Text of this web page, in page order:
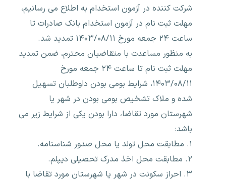
شرکت کننده در آزمون استخدام به اطلاع می رسانیم،
مهلت ثبت نام در آزمون استخدام بانک صادرات تا
ساعت ۲۴ جمعه مورخ ۱۴۰۳/۰۸/۱۱ تمدید شد.
به منظور مساعدت با متقاضیان محترم، ضمن تمدید
مهلت ثبت نام تا ساعت ۲۴ جمعه مورخ
۱۴۰۳/۰۸/۱۱، شرایط بومی بودن داوطلبان تسهیل
شده و ملاک تشخیص بومی بودن در شهر یا
شهرستان مورد تقاضا، دارا بودن یکی از شرایط زیر می
باشد:
۱. مطابقت محل تولد یا محل صدور شناسنامه.
۲. مطابقت محل اخذ مدرک تحصیلی دیپلم.
۳. احراز سکونت در شهر یا شهرستان مورد تقاضا با